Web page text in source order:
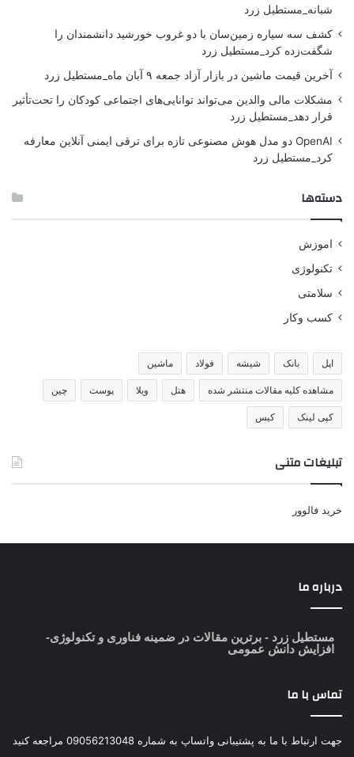
شبانه_مستطیل زرد
کشف سه سیاره زمین‌سان با دو غروب خورشید دانشمندان را
شگفت‌زده کرد_مستطیل زرد
آخرین قیمت ماشین در بازار آزاد جمعه ۹ آبان ماه_مستطیل زرد
مشکلات مالی والدین می‌تواند توانایی‌های اجتماعی کودکان را تحت‌تأثیر
قرار دهد_مستطیل زرد
OpenAI دو مدل هوش مصنوعی تازه برای ترقی ایمنی آنلاین معارفه
کرد_مستطیل زرد
دسته‌ها
اموزش
تکنولوژی
سلامتی
کسب وکار
اپل بانک شیشه فولاد ماشین
مشاهده کلیه مقالات منتشر شده هتل ویلا پوست چین
کپی لینک کیس
تبلیغات متنی
خرید فالوور
درباره ما
مستطیل زرد - برترین مقالات در ضمینه فناوری و تکنولوژی-
افزایش دانش عمومی
تماس با ما
جهت ارتباط با ما به پشتیبانی واتساپ به شماره 09056213048 مراجعه کنید